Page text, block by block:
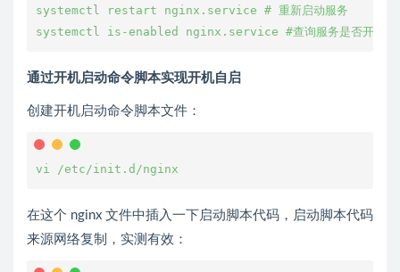
systemctl restart nginx.service # 重新启动服务
systemctl is-enabled nginx.service #查询服务是否开机启
通过开机启动命令脚本实现开机自启
创建开机启动命令脚本文件：
vi /etc/init.d/nginx
在这个 nginx 文件中插入一下启动脚本代码，启动脚本代码
来源网络复制，实测有效：